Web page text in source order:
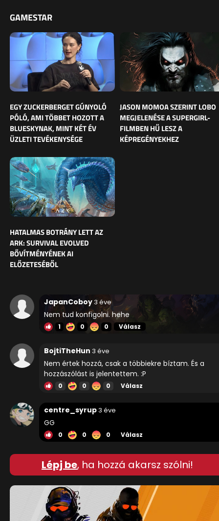
GAMESTAR
EGY ZUCKERBERGET GÚNYOLÓ
PÓLÓ, AMI TÖBBET HOZOTT A
BLUESKYNAK, MINT KÉT ÉV
ÜZLETI TEVÉKENYSÉGE
JASON MOMOA SZERINT LOBO
MEGJELENÉSE A SUPERGIRL-
FILMBEN HŰ LESZ A
KÉPREGÉNYEKHEZ
HATALMAS BOTRÁNY LETT AZ
ARK: SURVIVAL EVOLVED
BŐVÍTMÉNYÉNEK AI
ELŐZETESÉBŐL
JapanCoboy3 éve
Nem tud konfigolni. hehe
1 0 0 Válasz
BojtiTheHun 3 éve
Nem értek hozzá, csak a többiekre bíztam. És a
hozzászólást is jelentettem. :P
0 0 0 Válasz
centre_syrup3 éve
GG
0 0 0 Válasz
Lépj be, ha hozzá akarsz szólni!